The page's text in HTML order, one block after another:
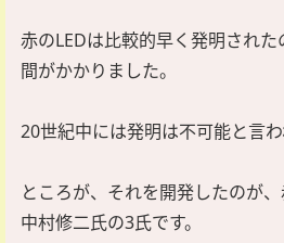
赤のLEDは比較的早く発明され
間がかかりました。
20世紀中には発明は不可能と言わ
ところが、それを開発したのが、
中村修二氏の3氏です。